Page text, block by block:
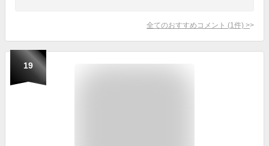
全てのおすすめコメント (1 件) >
19